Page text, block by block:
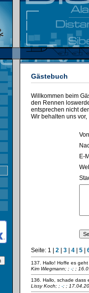
Gästebuch
Willkommen beim
den Rennen
entsprechen nicht
Wir behalten uns
E-
Seite: 1 2 3 4 5
137. Hallo! Hoffe es
Kim Wiegmann; ; -; ;
136. Hallo, schade dass
Lissy Koch; ; -; ;